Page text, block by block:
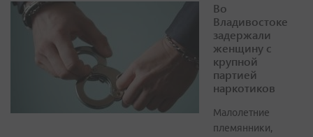
Во
Владивостоке
задержали
женщину с
крупной
партией
наркотиков
Малолетние
племянники,